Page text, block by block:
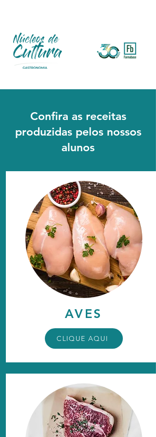
Confira as receitas
produzidas pelos nossos
alunos
AVES
CLIQUE AQUI